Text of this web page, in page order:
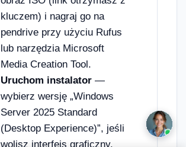
kluczem) i nagraj go na
pendrive przy użyciu Rufus
lub narzędzia Microsoft
Media Creation Tool.
Uruchom instalator —
wybierz wersję „Windows
Server 2025 Standard
(Desktop Experience)”, jeśli
wolisz interfejs graficzny.